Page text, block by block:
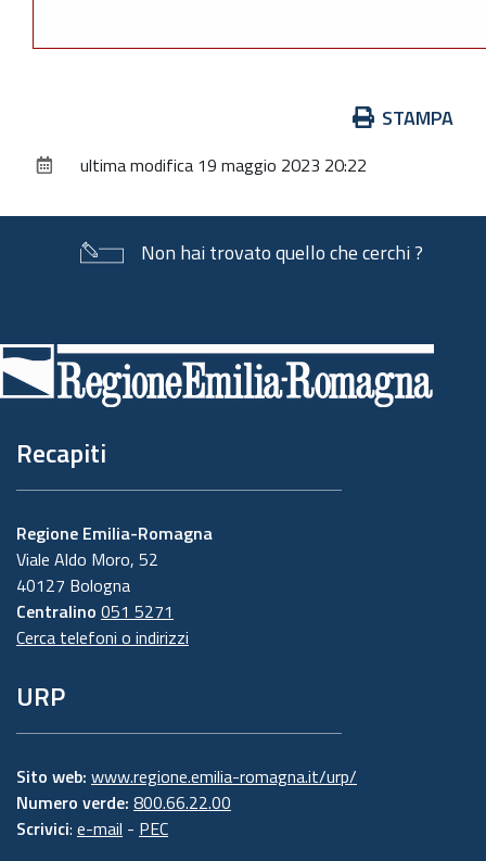
documento
STAMPA
ultima modifica 19 maggio 2023 20:22
Non hai trovato quello che cerchi ?
di
pagina
Recapiti
Regione Emilia-Romagna
Viale Aldo Moro, 52
40127 Bologna
Centralino 051 5271
Cerca telefoni o indirizzi
URP
Sito web: www.regione.emilia-romagna.it/urp/
Numero verde: 800.66.22.00
Scrivici: e-mail - PEC